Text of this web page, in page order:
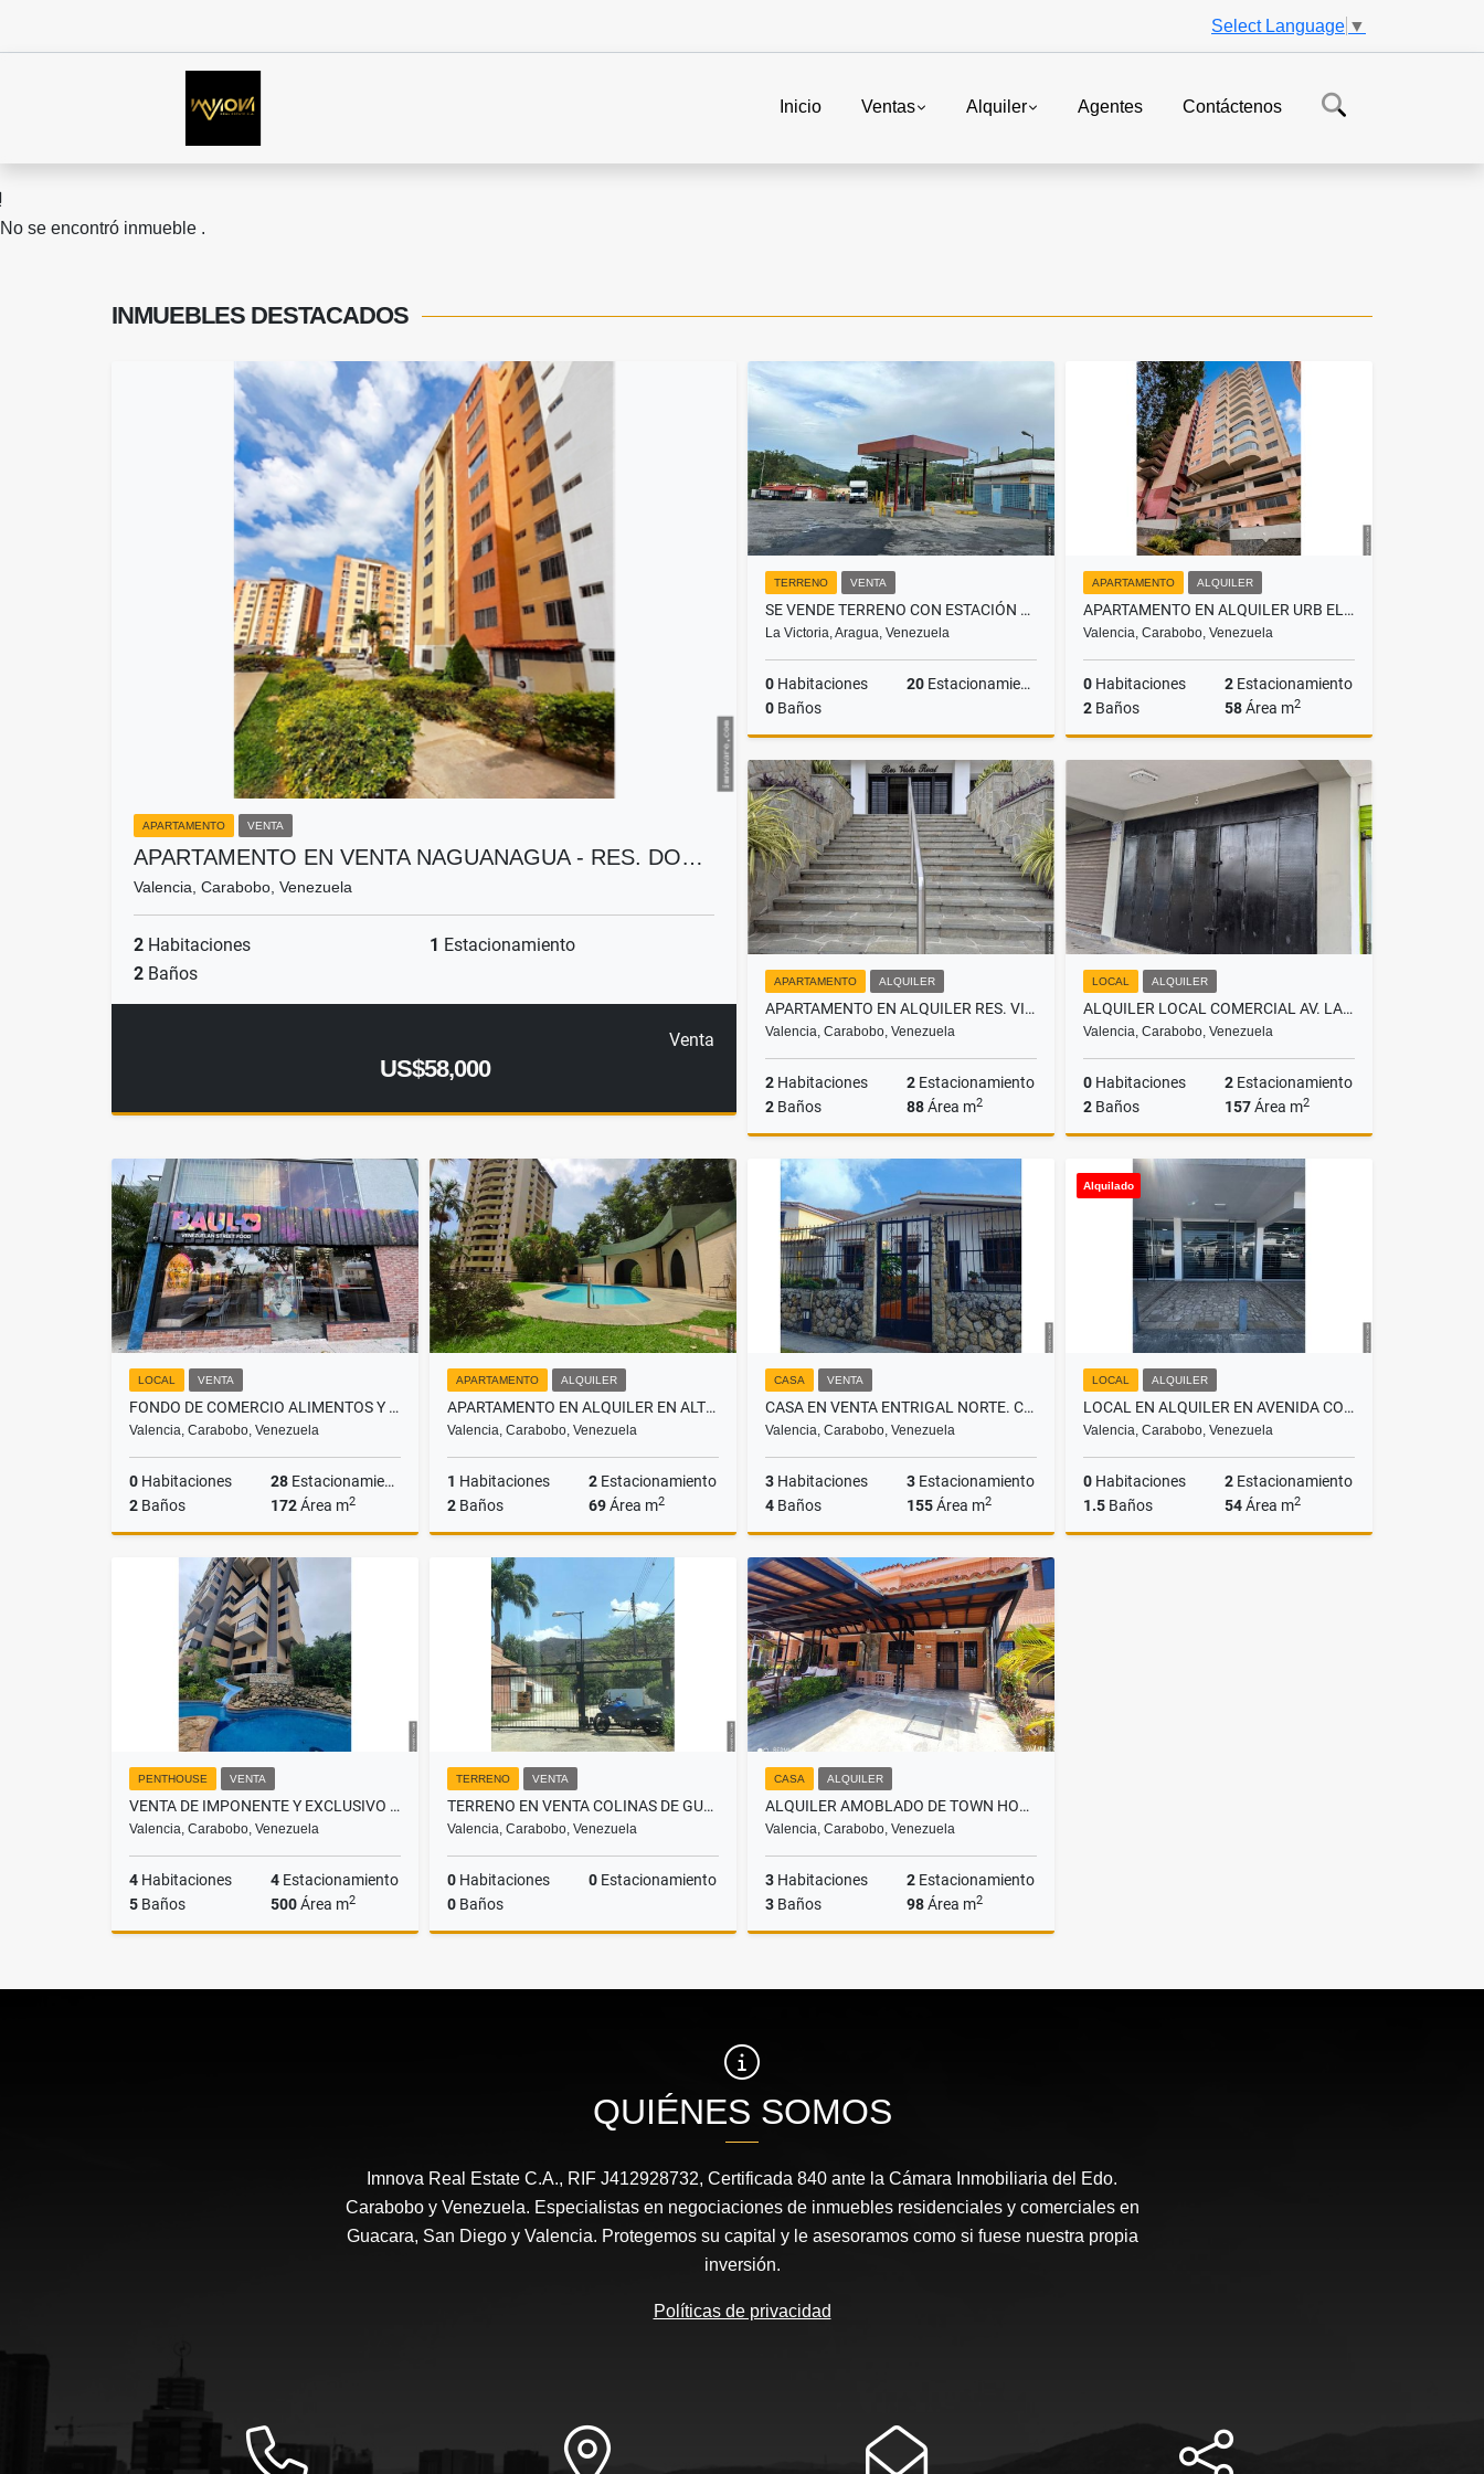
Select Language ▼
Inicio Ventas Alquiler Agentes Contáctenos
No se encontró inmueble .
INMUEBLES DESTACADOS
APARTAMENTO VENTA
APARTAMENTO EN VENTA NAGUANAGUA - RES. DO…
Valencia, Carabobo, Venezuela
2 Habitaciones 1 Estacionamiento
2 Baños
Venta
US$58,000
TERRENO VENTA
SE VENDE TERRENO CON ESTACIÓN DE SERVICIO Y CENTRO COMERCIAL. ES1.
La Victoria, Aragua, Venezuela
0 Habitaciones 20 Estacionamiento
0 Baños
Venta
US$1,700,000
APARTAMENTO ALQUILER
APARTAMENTO EN ALQUILER URB EL PARRAL RES VICTORIA PALACE A232
Valencia, Carabobo, Venezuela
0 Habitaciones 2 Estacionamiento
2 Baños 58Área m2
Alquiler
US$390
APARTAMENTO ALQUILER
APARTAMENTO EN ALQUILER RES. VISTA REAL - EL BOSQUE A229
Valencia, Carabobo, Venezuela
2 Habitaciones 2 Estacionamiento
2 Baños 88Área m2
US$450
LOCAL ALQUILER
ALQUILER LOCAL COMERCIAL AV. LARA, VALENCIA 157 MT2 L62
Valencia, Carabobo, Venezuela
0 Habitaciones 2 Estacionamiento
2 Baños 157Área m2
Alquiler
LOCAL VENTA
FONDO DE COMERCIO ALIMENTOS Y BEBIDAS CC SIGLO XXI VALENCIA FC3
Valencia, Carabobo, Venezuela
0 Habitaciones 28 Estacionamiento
2 Baños 172Área m2
US$60,000
APARTAMENTO ALQUILER
APARTAMENTO EN ALQUILER EN ALTOS DE MIRADOR. A108
Valencia, Carabobo, Venezuela
1 Habitaciones 2 Estacionamiento
2 Baños 69Área m2
CASA VENTA
CASA EN VENTA ENTRIGAL NORTE. C198
Valencia, Carabobo, Venezuela
3 Habitaciones 3 Estacionamiento
4 Baños 155Área m2
Venta
US$130,000
Alquilado
LOCAL ALQUILER
LOCAL EN ALQUILER EN AVENIDA COMERCIAL DE LA URB. SANTA CECILIA. L60
Valencia, Carabobo, Venezuela
0 Habitaciones 2 Estacionamiento
1.5 Baños 54Área m2
PENTHOUSE VENTA
VENTA DE IMPONENTE Y EXCLUSIVO PENT HOUSE
Valencia, Carabobo, Venezuela
4 Habitaciones 4 Estacionamiento
5 Baños 500Área m2
US$180,000
TERRENO VENTA
TERRENO EN VENTA COLINAS DE GUATAPARO T49
Valencia, Carabobo, Venezuela
0 Habitaciones 0 Estacionamiento
0 Baños
US$35,000
CASA ALQUILER
ALQUILER AMOBLADO DE TOWN HOUSE EN MAÑONGO TH28
Valencia, Carabobo, Venezuela
3 Habitaciones 2 Estacionamiento
3 Baños 98Área m2
US$800
QUIÉNES SOMOS
Imnova Real Estate C.A., RIF J412928732, Certificada 840 ante la Cámara Inmobiliaria del Edo.
Carabobo y Venezuela. Especialistas en negociaciones de inmuebles residenciales y comerciales en
Guacara, San Diego y Valencia. Protegemos su capital y le asesoramos como si fuese nuestra propia
inversión.
Políticas de privacidad